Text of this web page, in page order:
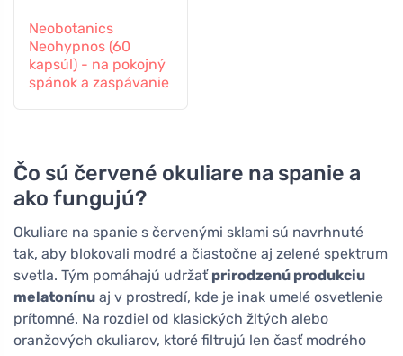
Neobotanics
Neohypnos (60
kapsúl) - na pokojný
spánok a zaspávanie
Čo sú červené okuliare na spanie a
ako fungujú?
Okuliare na spanie s červenými sklami sú navrhnuté
tak, aby blokovali modré a čiastočne aj zelené spektrum
svetla. Tým pomáhajú udržať prirodzenú produkciu
melatonínu aj v prostredí, kde je inak umelé osvetlenie
prítomné. Na rozdiel od klasických žltých alebo
oranžových okuliarov, ktoré filtrujú len časť modrého